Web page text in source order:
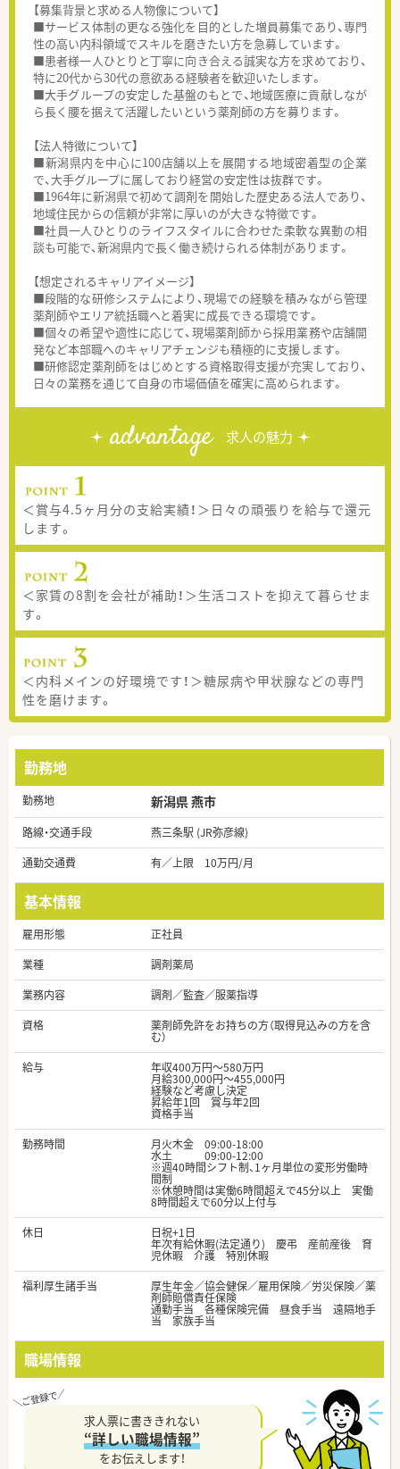
【募集背景と求める人物像について】
■サービス体制の更なる強化を目的とした増員募集であり、専門
性の高い内科領域でスキルを磨きたい方を急募しています。
■患者様一人ひとりと丁寧に向き合える誠実な方を求めており、
特に20代から30代の意欲ある経験者を歓迎いたします。
■大手グループの安定した基盤のもとで、地域医療に貢献しなが
ら長く腰を据えて活躍したいという薬剤師の方を募ります。
【法人特徴について】
■新潟県内を中心に100店舗以上を展開する地域密着型の企業
で、大手グループに属しており経営の安定性は抜群です。
■1964年に新潟県で初めて調剤を開始した歴史ある法人であり、
地域住民からの信頼が非常に厚いのが大きな特徴です。
■社員一人ひとりのライフスタイルに合わせた柔軟な異動の相
談も可能で、新潟県内で長く働き続けられる体制があります。
【想定されるキャリアイメージ】
■段階的な研修システムにより、現場での経験を積みながら管理
薬剤師やエリア統括職へと着実に成長できる環境です。
■個々の希望や適性に応じて、現場薬剤師から採用業務や店舗開
発など本部職へのキャリアチェンジも積極的に支援します。
■研修認定薬剤師をはじめとする資格取得支援が充実しており、
日々の業務を通じて自身の市場価値を確実に高められます。
advantage 求人の魅力
＜賞与4.5ヶ月分の支給実績！＞日々の頑張りを給与で還元
します。
＜家賃の8割を会社が補助！＞生活コストを抑えて暮らせま
す。
＜内科メインの好環境です！＞糖尿病や甲状腺などの専門
性を磨けます。
勤務地
勤務地 新潟県 燕市
路線・交通手段
燕三条駅 (JR弥彦線)
通勤交通費
有／上限 10万円/月
基本情報
雇用形態
正社員
業種
調剤薬局
業務内容
調剤／監査／服薬指導
資格
薬剤師免許をお持ちの方（取得見込みの方を含
む）
給与
年収400万円～580万円
月給300,000円～455,000円
経験など考慮し決定
昇給年1回 賞与年2回
資格手当
勤務時間
月火木金 09:00-18:00
水土 09:00-12:00
※週40時間シフト制、1ヶ月単位の変形労働時
間制
※休憩時間は実働6時間超えで45分以上 実働
8時間超えで60分以上付与
休日
日祝+1日
年次有給休暇(法定通り) 慶弔 産前産後 育
児休暇 介護 特別休暇
福利厚生諸手当
厚生年金／協会健保／雇用保険／労災保険／薬
剤師賠償責任保険
通勤手当 各種保険完備 昼食手当 遠隔地手
当 家族手当
職場情報
求人票に書ききれない
“詳しい職場情報”
をお伝えします！